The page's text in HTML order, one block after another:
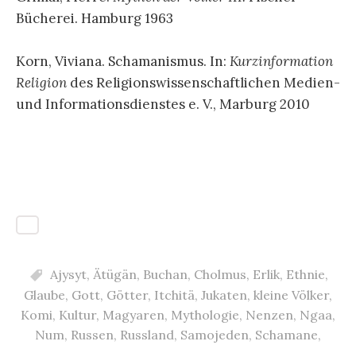
Bücherei. Hamburg 1963
Korn, Viviana. Schamanismus. In: Kurzinformation
Religion des Religionswissenschaftlichen Medien-
und Informationsdienstes e. V., Marburg 2010
Ajysyt, Ätügän, Buchan, Cholmus, Erlik, Ethnie,
Glaube, Gott, Götter, Itchitä, Jukaten, kleine Völker,
Komi, Kultur, Magyaren, Mythologie, Nenzen, Ngaa,
Num, Russen, Russland, Samojeden, Schamane,